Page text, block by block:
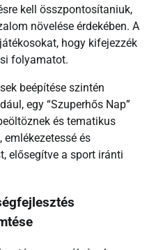
kell összpontosítaniuk,
növelése érdekében. A
hogy kifejezzék
folyamatot.
beépítése szintén
egy “Szuperhős Nap”
és tematikus
és
elősegítve a sport iránti